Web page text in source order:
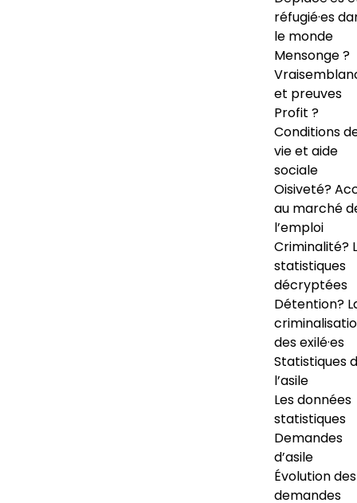
réfugié·es
le monde
Mensonge ?
et preuves
Profit ?
Conditions
vie et aide
sociale
Oisiveté?
au marché
l’emploi
Criminalité?
statistiques
décryptées
Détention?
des exilé·es
Statistiques
l’asile
Les données
statistiques
Demandes
d’asile
Évolution des
demandes